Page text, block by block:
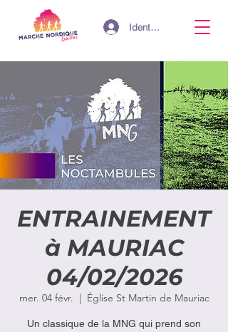
Identifiant
ENTRAINEMENT
à MAURIAC
04/02/2026
mer. 04 févr.
  |
Église St Martin de Mauriac
Un classique de la MNG qui prend son